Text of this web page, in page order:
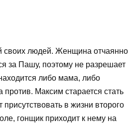
своих людей. Женщина отчаянно
за Пашу, поэтому не разрешает
либо мама, либо
Максим старается стать
в жизни второго
гонщик приходит к нему на